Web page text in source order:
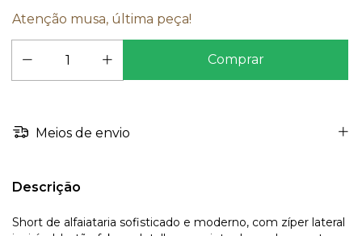
Atenção musa, última peça!
Meios de envio
Descrição
Short de alfaiataria sofisticado e moderno, com zíper lateral